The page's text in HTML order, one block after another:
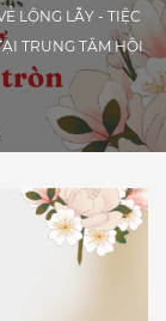
LỘNG LẪY - TIỆC
TRUNG TÂM HỘI